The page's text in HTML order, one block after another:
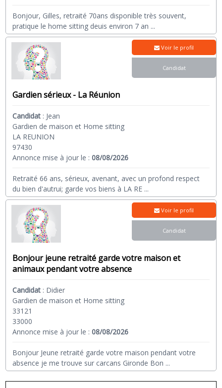
Bonjour, Gilles, retraité 70ans disponible très souvent,
pratique le home sitting deuis environ 7 an ...
Gardien sérieux - La Réunion
Candidat : Jean
Gardien de maison et Home sitting
LA REUNION
97430
Annonce mise à jour le :08/08/2026
Retraité 66 ans, sérieux, avenant, avec un profond respect
du bien d'autrui; garde vos biens à LA RE ...
Voir le profil
Candidat
Bonjour jeune retraité garde votre maison et
animaux pendant votre absence
Candidat : Didier
Gardien de maison et Home sitting
33121
33000
Annonce mise à jour le :08/08/2026
Bonjour Jeune retraité garde votre maison pendant votre
absence je me trouve sur carcans Gironde Bon ...
Voir le profil
Candidat